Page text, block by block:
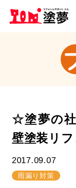
☆塗夢の
壁塗装リ
2017.09.07
雨漏り対策